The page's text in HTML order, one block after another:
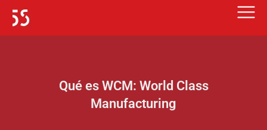
Qué es WCM: World Class
Manufacturing